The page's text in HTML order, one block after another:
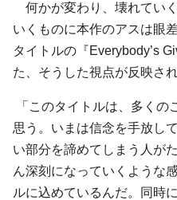
何かが変わり、壊れてい
いくものに本作のアスは眼
タイトルの『Everybody’s
た、そうした視点が反映さ
「このタイトルは、多くの
思う。いまは信念を手放し
い部分を諦めてしまう人が
ん深刻になっていくような
ルに込めているんだ。同時